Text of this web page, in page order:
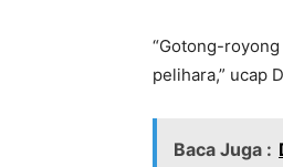
“Gotong-
pelihara,” ucap
Baca Juga :